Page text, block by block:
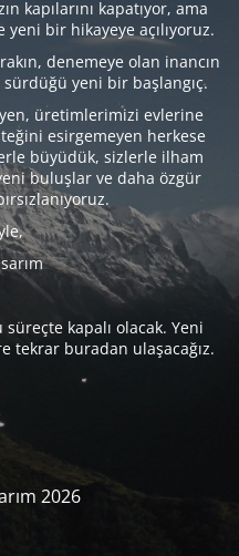
kapılarını kapatıyor, ama
bir hikayeye açılıyoruz.
denemeye olan inancın
yeni bir başlangıç.
üretimlerimizi evlerine
esirgemeyen herkese
büyüdük, sizlerle ilham
buluşlar ve daha özgür
kapalı olacak. Yeni
tekrar buradan ulaşacağız.
2026